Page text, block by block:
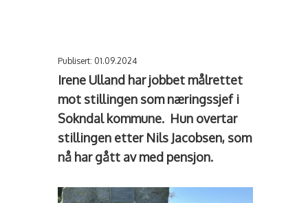
Publisert: 01.09.2024
Irene Ulland har jobbet målrettet
mot stillingen som næringssjef i
Sokndal kommune. Hun overtar
stillingen etter Nils Jacobsen, som
nå har gått av med pensjon.